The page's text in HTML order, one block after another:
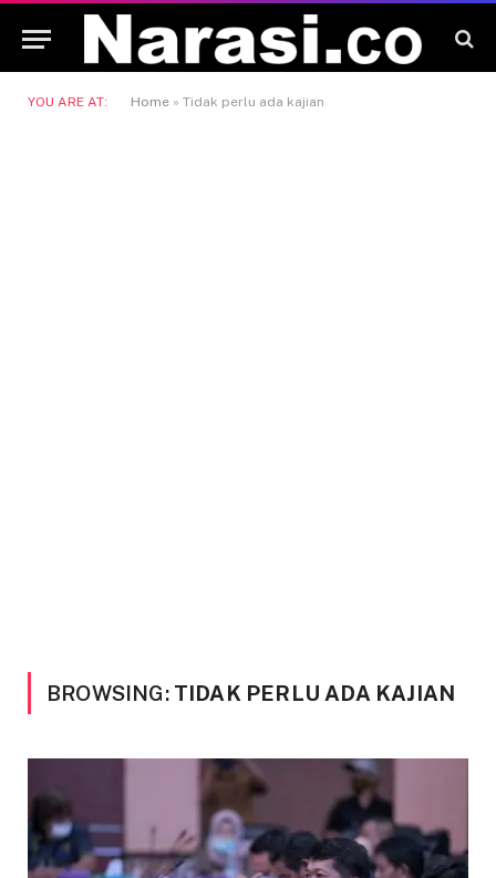
YOU ARE AT: Home » Tidak perlu ada kajian
BROWSING: TIDAK PERLU ADA KAJIAN